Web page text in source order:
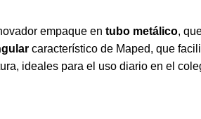
empaque en tubo metálico,
característico de Maped, que
ideales para el uso diario en el